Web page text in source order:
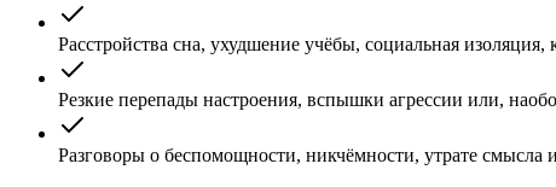
Расстройства сна, ухудшение учёбы, социальная изоляция,
Резкие перепады настроения, вспышки агрессии или,
Разговоры о беспомощности, никчёмности, утрате смысла